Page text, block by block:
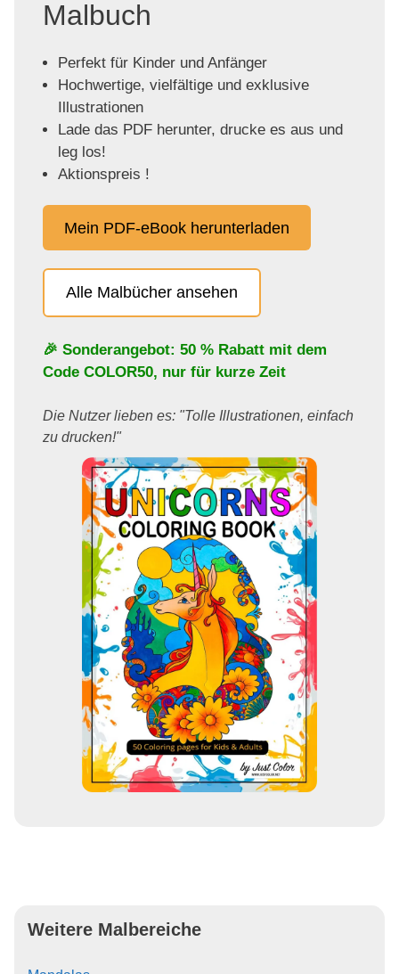
Malbuch
Perfekt für Kinder und Anfänger
Hochwertige, vielfältige und exklusive
Illustrationen
Lade das PDF herunter, drucke es aus und
leg los!
Aktionspreis !
Mein PDF-eBook herunterladen
Alle Malbücher ansehen
🎉 Sonderangebot: 50 % Rabatt mit dem
Code COLOR50, nur für kurze Zeit
Die Nutzer lieben es: "Tolle Illustrationen, einfach
zu drucken!"
Weitere Malbereiche